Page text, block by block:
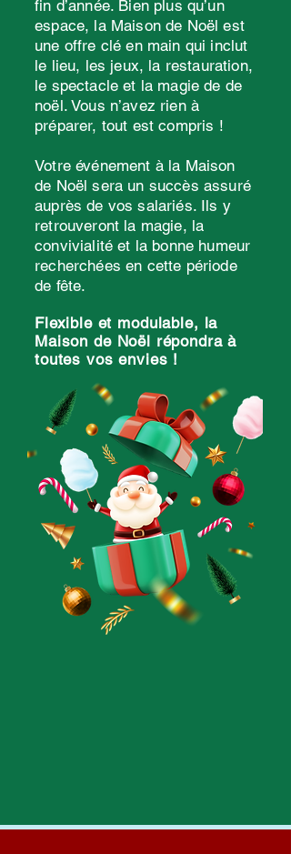
fin d’année. Bien plus qu’un
espace, la Maison de Noël est
une offre clé en main qui inclut
le lieu, les jeux, la restauration,
le spectacle et la magie de de
noël. Vous n’avez rien à
préparer, tout est compris !
Votre événement à la Maison
de Noël sera un succès assuré
auprès de vos salariés. Ils y
retrouveront la magie, la
convivialité et la bonne humeur
recherchées en cette période
de fête.
Flexible et modulable, la
Maison de Noël répondra à
toutes vos envies !